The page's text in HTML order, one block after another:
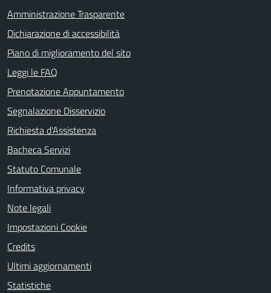
Amministrazione Trasparente
Dichiarazione di accessibilità
Piano di miglioramento del sito
Leggi le FAQ
Prenotazione Appuntamento
Segnalazione Disservizio
Richiesta d'Assistenza
Bacheca Servizi
Statuto Comunale
Informativa privacy
Note legali
Impostazioni Cookie
Credits
Ultimi aggiornamenti
Statistiche